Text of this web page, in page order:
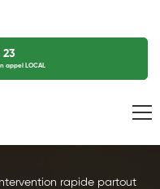
23
appel LOCAL
rapide partout